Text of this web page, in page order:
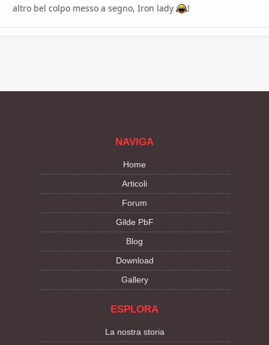
altro bel colpo messo a segno, Iron lady !
NAVIGA
Home
Articoli
Forum
Gilde PbF
Blog
Download
Gallery
ESPLORA
La nostra storia